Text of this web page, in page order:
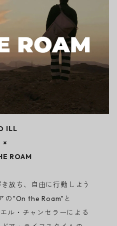
ILL
×
ROAM
放ち、自由に行動しよう
の"On the Roam"と
ル・チャンセラーによる